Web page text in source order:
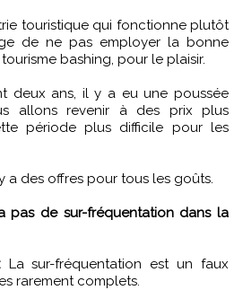
touristique qui fonctionne plutôt
de ne pas employer la bonne
bashing, pour le plaisir.
deux ans, il y a eu une poussée
allons revenir à des prix plus
période plus difficile pour les
a des offres pour tous les goûts.
pas de sur-fréquentation dans la
La sur-fréquentation est un faux
rarement complets.